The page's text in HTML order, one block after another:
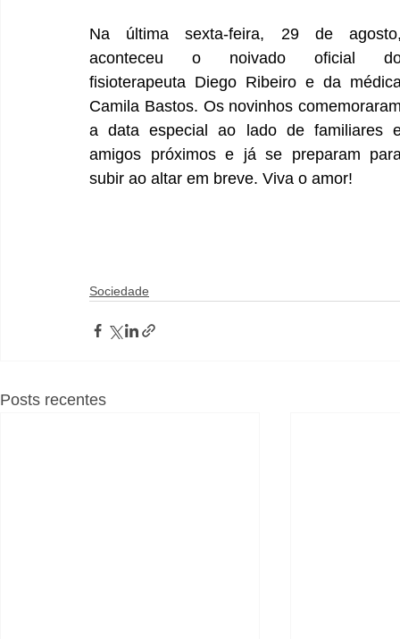
Na última sexta-feira, 29 de
aconteceu o noivado oficial
fisioterapeuta Diego Ribeiro e da
Camila Bastos. Os novinhos
a data especial ao lado de familiares
amigos próximos e já se preparam
subir ao altar em breve. Viva o amor!
Sociedade
Posts recentes